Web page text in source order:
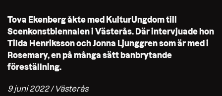
Tova Ekenberg åkte med KulturUngdom till
Scenkonstbiennalen i Västerås. Där intervjuade hon
Tilda Henriksson och Jonna Ljunggren som är med i
Rosemary, en på många sätt banbrytande
föreställning.
9 juni 2022 / Västerås